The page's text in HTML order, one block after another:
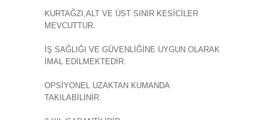
KURTAĞZI,ALT VE ÜST SINIR KESİCİLER
MEVCUTTUR.
İŞ SAĞLIĞI VE GÜVENLİĞİNE UYGUN OLARAK
İMAL EDİLMEKTEDİR.
OPSİYONEL UZAKTAN KUMANDA
TAKILABİLİNİR.